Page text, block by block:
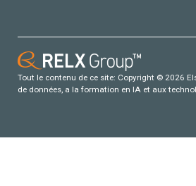
Tout le contenu de ce site: Copyright © 2026
de données, a la formation en IA et aux